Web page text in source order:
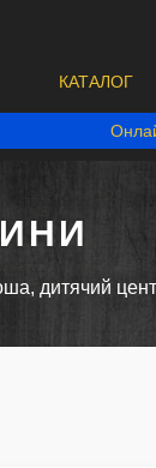
КАТАЛОГ
дитячий